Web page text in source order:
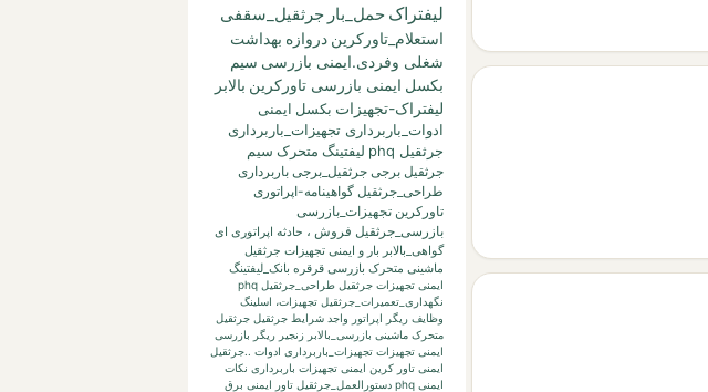
لیفتراک حمل_بار جرثقیل_سقفی
استعلام_تاورکرین دروازه بهداشت
شغلی وفردی.ایمنی بازرسی سیم
بکسل ایمنی بازرسی تاورکرین بالابر
لیفتراک-تجهیزات بکسل ایمنی
ادوات_باربرداری تجهیزات_باربرداری
جرثقیل phq
لیفتینگ متحرک سیم
جرثقیل برجی جرثقیل_برجی باربرداری
طراحی_جرثقیل گواهینامه-اپراتوری
تاورکرین تجهیزات_بازرسی
بازرسی_جرثقیل فروش ، حادثه اپراتوری ای
گواهی_بالابر بار و ایمنی تجهیزات جرثقیل
ماشینی متحرک بازرسی قرقره بانک_لیفتینگ
ایمنی تجهیزات جرثقیل طراحی_جرثقیل phq
نگهداری_تعمیرات_جرثقیل تجهیزات، اسلینگ
وظایف ریگر اپراتور واجد شرایط جرثقیل جرثقیل
متحرک ماشینی بازرسی_بالابر زنجیر ریگر بازرسی
ایمنی تجهیزات تجهیزات_باربرداری ادوات ..جرثقیل
ایمنی تاور کرین ایمنی تجهیزات باربرداری نکات
ایمنی phq
دستورالعمل_جرثقیل تاور ایمنی برق